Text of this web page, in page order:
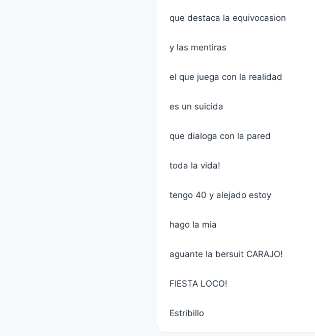
que destaca la equivocasion
y las mentiras
el que juega con la realidad
es un suicida
que dialoga con la pared
toda la vida!
tengo 40 y alejado estoy
hago la mia
aguante la bersuit CARAJO!
FIESTA LOCO!
Estribillo